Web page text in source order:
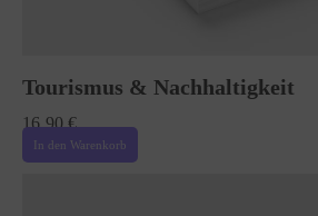
Tourismus & Nachhaltigkeit
16,90€
In den Warenkorb